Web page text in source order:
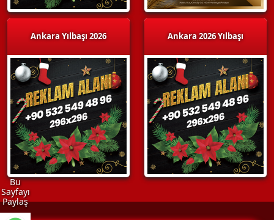
Ankara Yılbaşı 2026 Ankara 2026 Yılbaşı
Bu
Sayfayı
Paylaş